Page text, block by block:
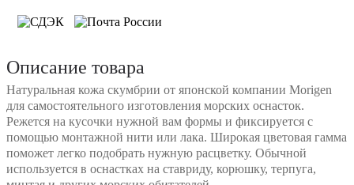
Описание товара
Натуральная кожа скумбрии от японской компании Morigen
для самостоятельного изготовления морских оснасток.
Режется на кусочки нужной вам формы и фиксируется с
помощью монтажной нити или лака. Широкая цветовая гамма
поможет легко подобрать нужную расцветку. Обычной
используется в оснастках на ставриду, корюшку, терпуга,